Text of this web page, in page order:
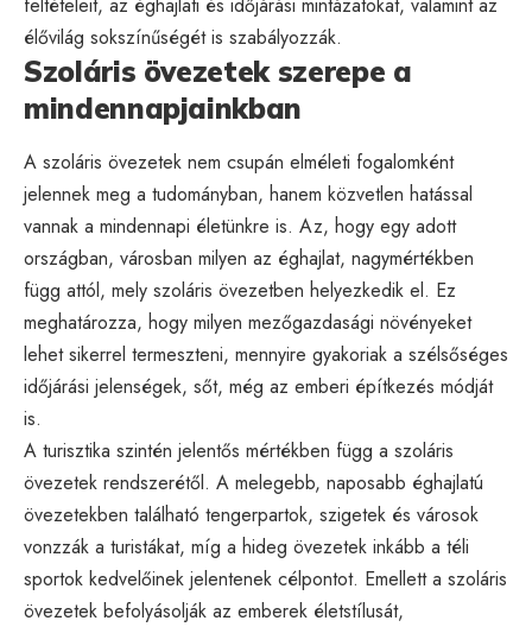
élővilág sokszínűségét is szabályozzák.
Szoláris övezetek szerepe a
mindennapjainkban
A szoláris övezetek nem csupán elméleti fogalomként
jelennek meg a tudományban, hanem közvetlen hatással
vannak a mindennapi életünkre is. Az, hogy egy adott
országban, városban milyen az éghajlat, nagymértékben
függ attól, mely szoláris övezetben helyezkedik el. Ez
meghatározza, hogy milyen mezőgazdasági növényeket
lehet sikerrel termeszteni, mennyire gyakoriak a szélsőséges
időjárási jelenségek, sőt, még az emberi építkezés módját
is.
A turisztika szintén jelentős mértékben függ a szoláris
övezetek rendszerétől. A melegebb, naposabb éghajlatú
övezetekben található tengerpartok, szigetek és városok
vonzzák a turistákat, míg a hideg övezetek inkább a téli
sportok kedvelőinek jelentenek célpontot. Emellett a szoláris
övezetek befolyásolják az emberek életstílusát,